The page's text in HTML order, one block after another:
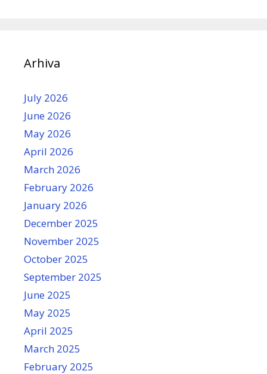
Arhiva
July 2026
June 2026
May 2026
April 2026
March 2026
February 2026
January 2026
December 2025
November 2025
October 2025
September 2025
June 2025
May 2025
April 2025
March 2025
February 2025